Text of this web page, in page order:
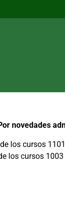
novedades
los cursos
los cursos